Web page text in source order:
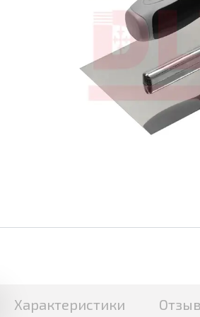
Характеристики